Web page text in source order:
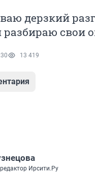
дерзкий
разбираю свои
13 419
Ирсити.Ру